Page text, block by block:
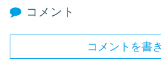
コメント
コメントを書